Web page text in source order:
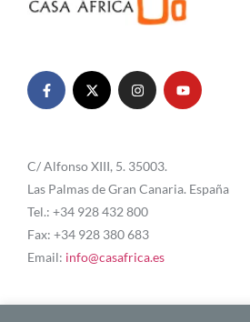
C/ Alfonso XIII, 5. 35003.
Las Palmas de Gran Canaria. España
Tel.: +34 928 432 800
Fax: +34 928 380 683
Email: info@casafrica.es